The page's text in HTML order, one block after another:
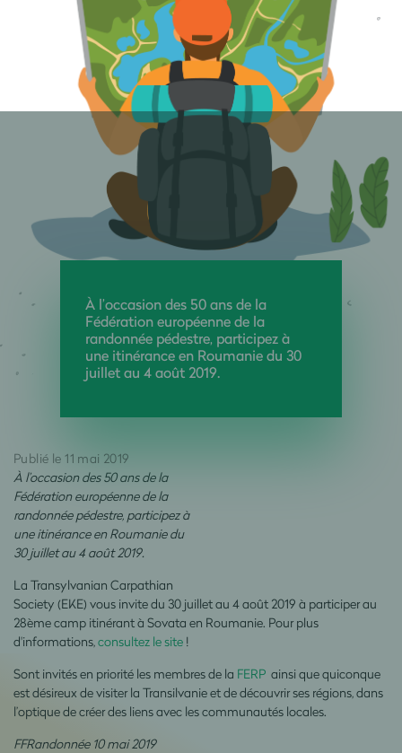
À l’occasion des 50 ans de la
Fédération européenne de la
randonnée pédestre, participez à
une itinérance en Roumanie du 30
juillet au 4 août 2019.
Publié le 11 mai 2019
À l’occasion des 50 ans de la
Fédération européenne de la
randonnée pédestre, participez à
une itinérance en Roumanie du
30 juillet au 4 août 2019.
La Transylvanian Carpathian
Society (EKE) vous invite du 30 juillet au 4 août 2019 à participer au
28ème camp itinérant à Sovata en Roumanie. Pour plus
d'informations, consultez le site !
Sont invités en priorité les membres de la FERP ainsi que quiconque
est désireux de visiter la Transilvanie et de découvrir ses régions, dans
l’optique de créer des liens avec les communautés locales.
FFRandonnée 10 mai 2019